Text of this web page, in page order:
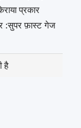
प्रकार
:सुपर फ़ास्ट गेज
है